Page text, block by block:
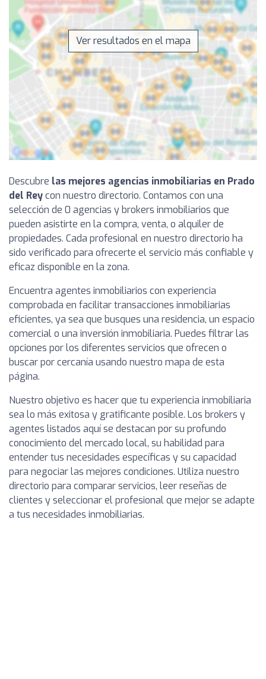
Ver resultados en el mapa
Descubre las mejores agencias inmobiliarias en Prado
del Reycon nuestro directorio. Contamos con una
selección de 0 agencias y brokers inmobiliarios que
pueden asistirte en la compra, venta, o alquiler de
propiedades. Cada profesional en nuestro directorio ha
sido verificado para ofrecerte el servicio más confiable y
eficaz disponible en la zona.
Encuentra agentes inmobiliarios con experiencia
comprobada en facilitar transacciones inmobiliarias
eficientes, ya sea que busques una residencia, un espacio
comercial o una inversión inmobiliaria. Puedes filtrar las
opciones por los diferentes servicios que ofrecen o
buscar por cercanía usando nuestro mapa de esta
página.
Nuestro objetivo es hacer que tu experiencia inmobiliaria
sea lo más exitosa y gratificante posible. Los brokers y
agentes listados aquí se destacan por su profundo
conocimiento del mercado local, su habilidad para
entender tus necesidades específicas y su capacidad
para negociar las mejores condiciones. Utiliza nuestro
directorio para comparar servicios, leer reseñas de
clientes y seleccionar el profesional que mejor se adapte
a tus necesidades inmobiliarias.